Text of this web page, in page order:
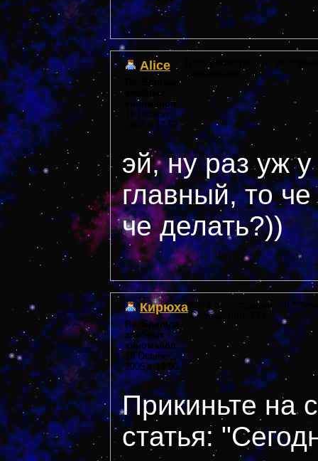
Alice
Re: Бригада
злобных
киноманов
19 October,
2005 в 17:57
Дата регистрации: 38
Сообщений: 57
эй, ну раз уж
главный, то
че делать?))
Кирюха
Re: Бригада
злобных
киноманов
19 October,
2005 в 18:00
Дата регистрации: 36
Сообщений: 111
Прикиньте на
статья: